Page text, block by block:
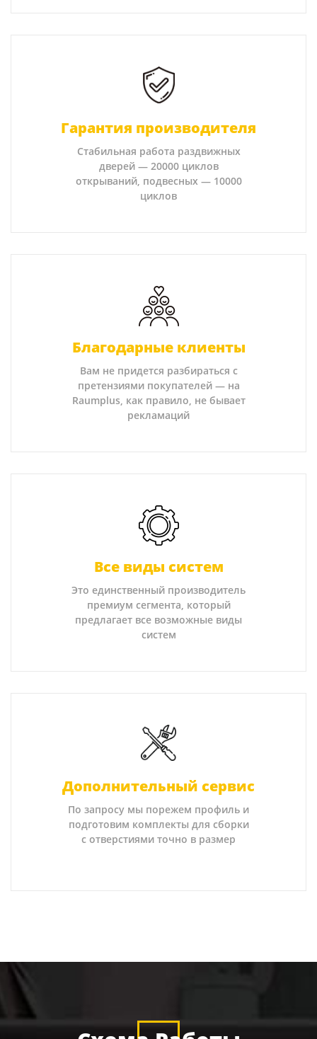
Гарантия производителя
Стабильная работа раздвижных
дверей — 20000 циклов
открываний, подвесных — 10000
циклов
Благодарные клиенты
Вам не придется разбираться с
претензиями покупателей — на
Raumplus, как правило, не бывает
рекламаций
Все виды систем
Это единственный производитель
премиум сегмента, который
предлагает все возможные виды
систем
Дополнительный сервис
По запросу мы порежем профиль и
подготовим комплекты для сборки
с отверстиями точно в размер